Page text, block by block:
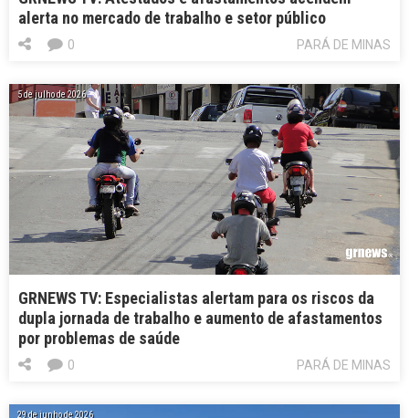
alerta no mercado de trabalho e setor público
PARÁ DE MINAS
0
5 de julho de 2026
GRNEWS TV: Especialistas alertam para os riscos da
dupla jornada de trabalho e aumento de afastamentos
por problemas de saúde
PARÁ DE MINAS
0
29 de junho de 2026